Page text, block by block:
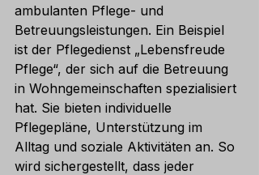
ambulanten Pflege- und
Betreuungsleistungen. Ein Beispiel
ist der Pflegedienst „Lebensfreude
Pflege“, der sich auf die Betreuung
in Wohngemeinschaften spezialisiert
hat. Sie bieten individuelle
Pflegepläne, Unterstützung im
Alltag und soziale Aktivitäten an. So
wird sichergestellt, dass jeder